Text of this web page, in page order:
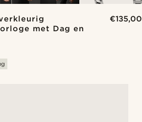
met Dag en
€135,00